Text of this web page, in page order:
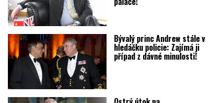
Bývalý princ Andrew stále v
hledáčku policie: Zajímá ji
případ z dávné minulosti!